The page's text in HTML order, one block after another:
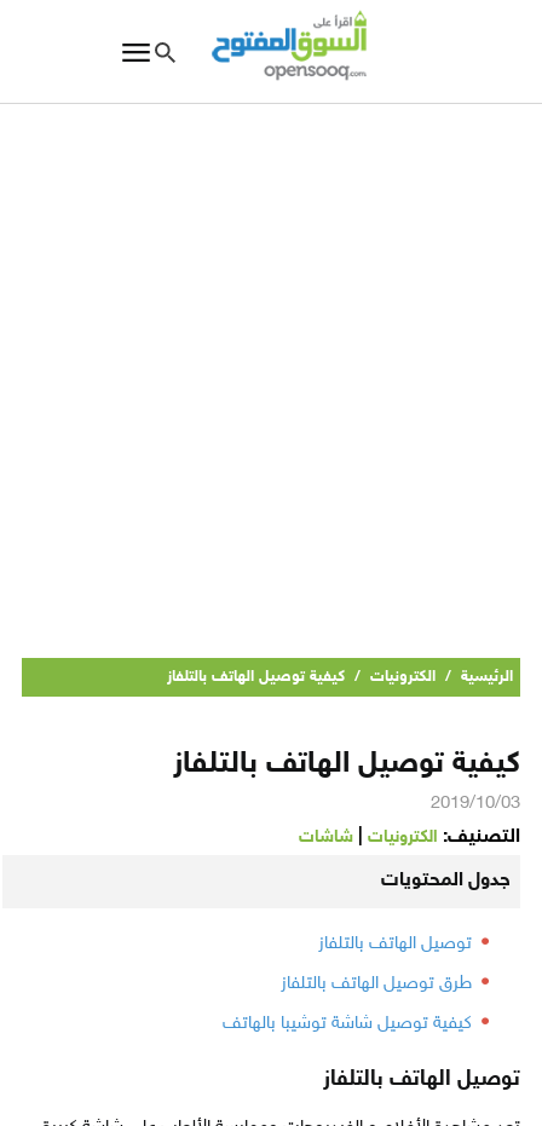
الرئيسية / الكترونيات / كيفية توصيل الهاتف بالتلفاز
كيفية توصيل الهاتف بالتلفاز
2019/10/03
التصنيف: الكترونيات| شاشات
جدول المحتويات
توصيل الهاتف بالتلفاز
طرق توصيل الهاتف بالتلفاز
كيفية توصيل شاشة توشيبا بالهاتف
توصيل الهاتف بالتلفاز